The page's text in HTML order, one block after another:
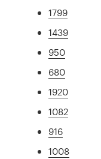
1799
1439
950
680
1920
1082
916
1008